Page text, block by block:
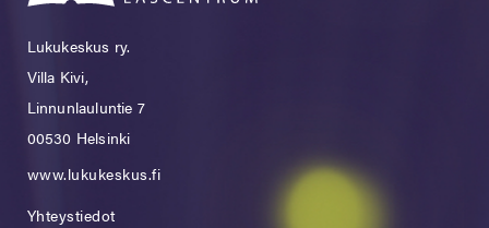
Lukukeskus ry.
Villa Kivi,
Linnunlauluntie 7
00530 Helsinki
www.lukukeskus.fi
Yhteystiedot